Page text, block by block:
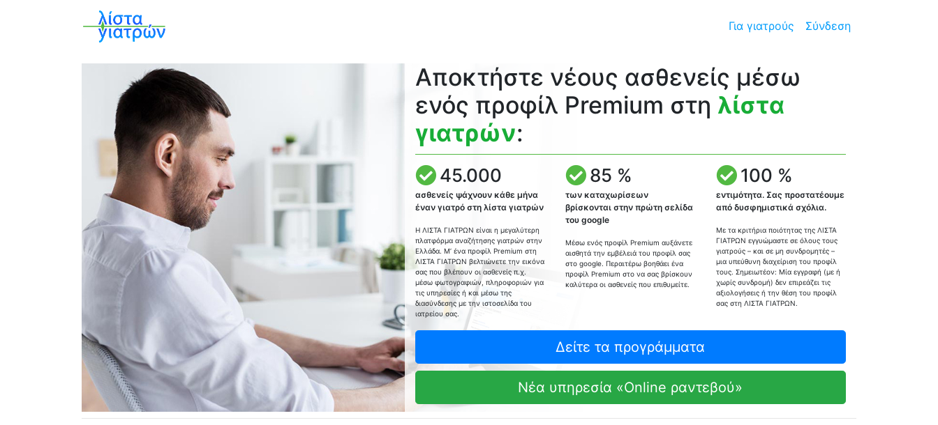
Για γιατρούς Σύνδεση
Αποκτήστε νέους ασθενείς μέσω
ενός προφίλ Premium στη λίστα
γιατρών:
45.000
ασθενείς ψάχνουν κάθε μήνα
έναν γιατρό στη λίστα γιατρών
Η ΛΙΣΤΑ ΓΙΑΤΡΩΝ είναι η μεγαλύτερη
πλατφόρμα αναζήτησης γιατρών στην
Ελλάδα. Μ’ ένα προφίλ Premium στη
ΛΙΣΤΑ ΓΙΑΤΡΩΝ βελτιώνετε την εικόνα
σας που βλέπουν οι ασθενείς π.χ.
μέσω φωτογραφιών, πληροφοριών για
τις υπηρεσίες ή και μέσω της
διασύνδεσης με την ιστοσελίδα του
ιατρείου σας.
85 %
των καταχωρίσεων
βρίσκονται στην πρώτη σελίδα
του google
Μέσω ενός προφίλ Premium αυξάνετε
αισθητά την εμβέλειά του προφίλ σας
στο google. Περαιτέρω βοηθάει ένα
προφίλ Premium στο να σας βρίσκουν
καλύτερα οι ασθενείς που επιθυμείτε.
100 %
εντιμότητα. Σας προστατέουμε
από δυσφημιστικά σχόλια.
Με τα κριτήρια ποιότητας της ΛΙΣΤΑ
ΓΙΑΤΡΩΝ εγγυώμαστε σε όλους τους
γιατρούς – και σε μη συνδρομητές –
μια υπεύθυνη διαχείριση του προφίλ
τους. Σημειωτέον: Μία εγγραφή (με ή
χωρίς συνδρομή) δεν επιρεάζει τις
αξιολογήσεις ή την θέση του προφίλ
σας στη ΛΙΣΤΑ ΓΙΑΤΡΩΝ.
Δείτε τα προγράμματα
Νέα υπηρεσία «Online ραντεβού»